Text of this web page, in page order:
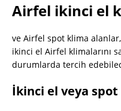
Airfel ikinci el
ve Airfel spot klima alanlar,
ikinci el Airfel klimalarını
durumlarda tercih
İkinci el veya spot